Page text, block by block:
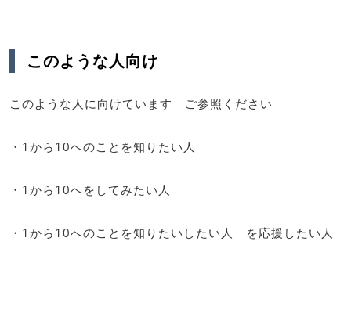
このような人向け
このような人に向けています ご参照ください
・1から10へのことを知りたい人
・1から10へをしてみたい人
・1から10へのことを知りたいしたい人 を応援したい人